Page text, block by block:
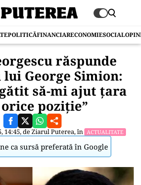
POLITICĂFINANCIARECONOMIESOCIAL
răspunde
George Simion:
să-mi ajut țara
poziție”
14:45, deZiarul Puterea, în ACTUALITATE
ca sursă preferată în Google